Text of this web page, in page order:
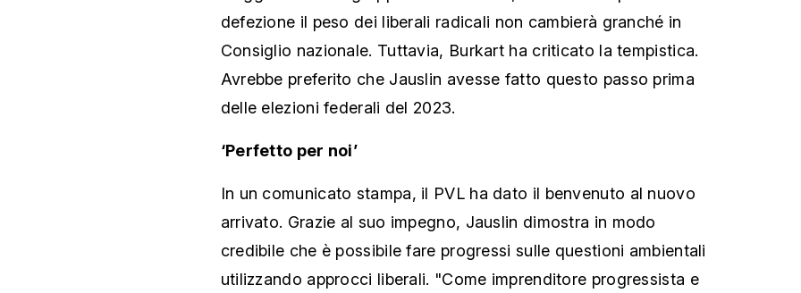
defezione il peso dei liberali radicali non cambierà granché in
Consiglio nazionale. Tuttavia, Burkart ha criticato la tempistica.
Avrebbe preferito che Jauslin avesse fatto questo passo prima
delle elezioni federali del 2023.
‘Perfetto per noi’
In un comunicato stampa, il PVL ha dato il benvenuto al nuovo
arrivato. Grazie al suo impegno, Jauslin dimostra in modo
credibile che è possibile fare progressi sulle questioni ambientali
utilizzando approcci liberali. "Come imprenditore progressista e